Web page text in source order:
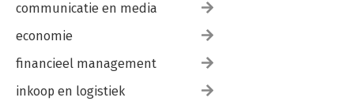
communicatie en media
economie
financieel management
inkoop en logistiek